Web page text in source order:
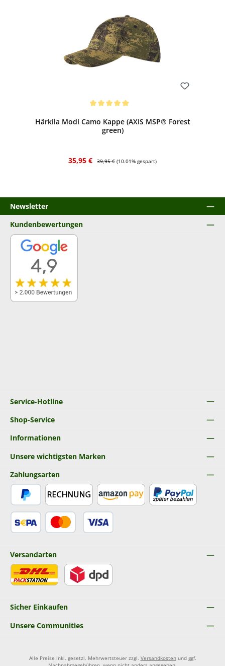
Härkila Modi Camo Kappe (AXIS MSP® Forest
green)
Verkaufspreis:
35,95 € Regulärer Preis:
39,95 € (10.01% gespart)
Newsletter
Service-Hotline
Shop-Service
Informationen
Unsere wichtigsten Marken
Sicher Einkaufen
Kundenbewertungen
Unsere Communities
Zahlungsarten
Versandarten
Alle Preise inkl. gesetzl. Mehrwertsteuer zzgl. Versandkostenund ggf.